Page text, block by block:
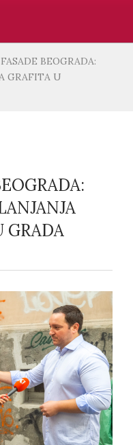
BEOGRADA:
GRAFITA U
GRADA